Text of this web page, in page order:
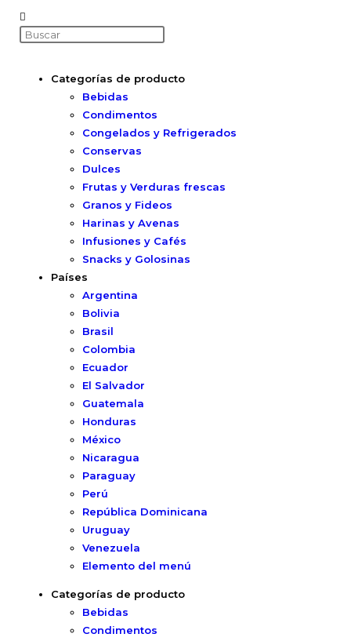
Categorías de producto
Bebidas
Condimentos
Congelados y Refrigerados
Conservas
Dulces
Frutas y Verduras frescas
Granos y Fideos
Harinas y Avenas
Infusiones y Cafés
Snacks y Golosinas
Países
Argentina
Bolivia
Brasil
Colombia
Ecuador
El Salvador
Guatemala
Honduras
México
Nicaragua
Paraguay
Perú
República Dominicana
Uruguay
Venezuela
Elemento del menú
Categorías de producto
Bebidas
Condimentos